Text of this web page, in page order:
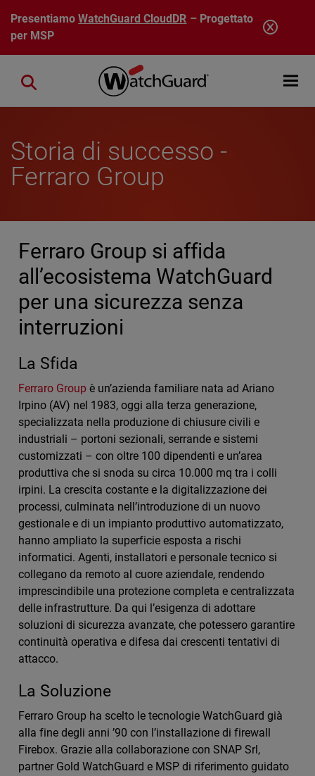
Salta al contenuto principale
PresentiamoWatchGuard CloudDR – Progettato
per MSP
Open
Close search
Storia di successo -
Ferraro Group
Ferraro Group si affida
all’ecosistema WatchGuard
per una sicurezza senza
interruzioni
La Sfida
Ferraro Groupè un’azienda familiare nata ad Ariano
Irpino (AV) nel 1983, oggi alla terza generazione,
specializzata nella produzione di chiusure civili e
industriali – portoni sezionali, serrande e sistemi
customizzati – con oltre 100 dipendenti e un’area
produttiva che si snoda su circa 10.000 mq tra i colli
irpini. La crescita costante e la digitalizzazione dei
processi, culminata nell’introduzione di un nuovo
gestionale e di un impianto produttivo automatizzato,
hanno ampliato la superficie esposta a rischi
informatici. Agenti, installatori e personale tecnico si
collegano da remoto al cuore aziendale, rendendo
imprescindibile una protezione completa e centralizzata
delle infrastrutture. Da qui l’esigenza di adottare
soluzioni di sicurezza avanzate, che potessero garantire
continuità operativa e difesa dai crescenti tentativi di
attacco.
La Soluzione
Ferraro Group ha scelto le tecnologie WatchGuard già
alla fine degli anni ’90 con l’installazione di firewall
Firebox. Grazie alla collaborazione con SNAP Srl,
partner Gold WatchGuard e MSP di riferimento guidato